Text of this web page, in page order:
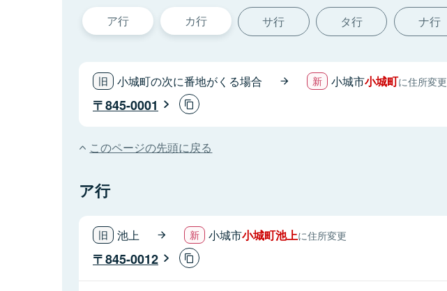
ア行 カ行 サ行 タ行 ナ行
小城町の次に番地がくる場合 小城市小城町に住所変更
845-0001
このページの先頭に戻る
ア行
池上 小城市小城町池上に住所変更
845-0012